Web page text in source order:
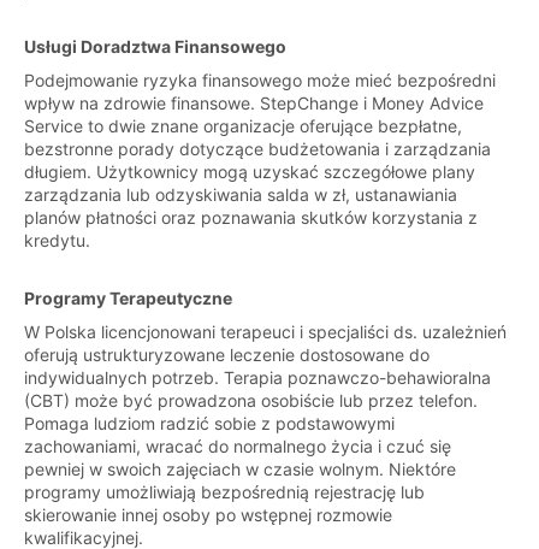
Usługi Doradztwa Finansowego
Podejmowanie ryzyka finansowego może mieć bezpośredni
wpływ na zdrowie finansowe. StepChange i Money Advice
Service to dwie znane organizacje oferujące bezpłatne,
bezstronne porady dotyczące budżetowania i zarządzania
długiem. Użytkownicy mogą uzyskać szczegółowe plany
zarządzania lub odzyskiwania salda w zł, ustanawiania
planów płatności oraz poznawania skutków korzystania z
kredytu.
Programy Terapeutyczne
W Polska licencjonowani terapeuci i specjaliści ds. uzależnień
oferują ustrukturyzowane leczenie dostosowane do
indywidualnych potrzeb. Terapia poznawczo-behawioralna
(CBT) może być prowadzona osobiście lub przez telefon.
Pomaga ludziom radzić sobie z podstawowymi
zachowaniami, wracać do normalnego życia i czuć się
pewniej w swoich zajęciach w czasie wolnym. Niektóre
programy umożliwiają bezpośrednią rejestrację lub
skierowanie innej osoby po wstępnej rozmowie
kwalifikacyjnej.